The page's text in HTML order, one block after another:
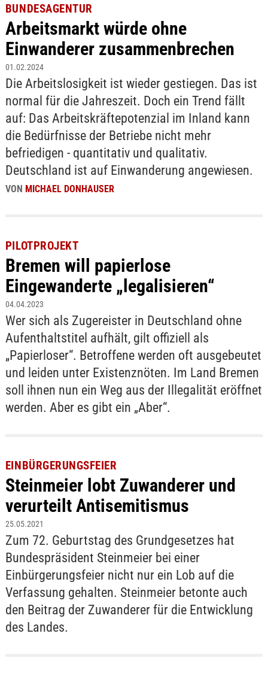
BUNDESAGENTUR
Arbeitsmarkt würde ohne
Einwanderer zusammenbrechen
01.02.2024
Die Arbeitslosigkeit ist wieder gestiegen. Das ist
normal für die Jahreszeit. Doch ein Trend fällt
auf: Das Arbeitskräftepotenzial im Inland kann
die Bedürfnisse der Betriebe nicht mehr
befriedigen - quantitativ und qualitativ.
Deutschland ist auf Einwanderung angewiesen.
VON MICHAEL DONHAUSER
PILOTPROJEKT
Bremen will papierlose
Eingewanderte „legalisieren“
04.04.2023
Wer sich als Zugereister in Deutschland ohne
Aufenthaltstitel aufhält, gilt offiziell als
„Papierloser“. Betroffene werden oft ausgebeutet
und leiden unter Existenznöten. Im Land Bremen
soll ihnen nun ein Weg aus der Illegalität eröffnet
werden. Aber es gibt ein „Aber“.
EINBÜRGERUNGSFEIER
Steinmeier lobt Zuwanderer und
verurteilt Antisemitismus
25.05.2021
Zum 72. Geburtstag des Grundgesetzes hat
Bundespräsident Steinmeier bei einer
Einbürgerungsfeier nicht nur ein Lob auf die
Verfassung gehalten. Steinmeier betonte auch
den Beitrag der Zuwanderer für die Entwicklung
des Landes.